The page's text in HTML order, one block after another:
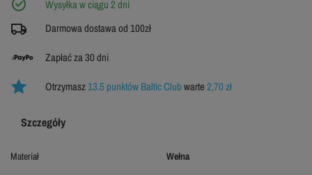
Wysyłka w ciągu 2 dni
Darmowa dostawa od 100zł
Zapłać za 30 dni
Otrzymasz13.5 punktów Baltic Clubwarte2,70 zł
Szczegóły
Materiał Wełna